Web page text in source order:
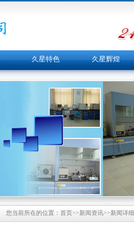
久星特色 久星辉煌
您当前所在的位置： 首页>>新闻资讯>>新闻详细